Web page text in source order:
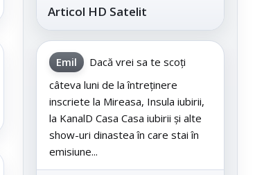
Articol HD Satelit
Emil
Dacă vrei sa te scoți
câteva luni de la întreținere
inscriete la Mireasa, Insula iubirii,
la KanalD Casa Casa iubirii și alte
show-uri dinastea în care stai în
emisiune...